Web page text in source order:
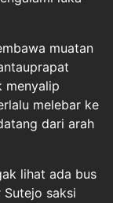
muatan
menyalip
melebar ke
dari arah
lihat ada bus
Sutejo saksi